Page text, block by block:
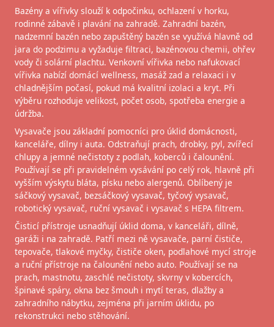
Bazény a vířivky slouží k odpočinku, ochlazení v horku,
rodinné zábavě i plavání na zahradě. Zahradní bazén,
nadzemní bazén nebo zapuštěný bazén se využívá hlavně od
jara do podzimu a vyžaduje filtraci, bazénovou chemii, ohřev
vody či solární plachtu. Venkovní vířivka nebo nafukovací
vířivka nabízí domácí wellness, masáž zad a relaxaci i v
chladnějším počasí, pokud má kvalitní izolaci a kryt. Při
výběru rozhoduje velikost, počet osob, spotřeba energie a
údržba.
Vysavače jsou základní pomocníci pro úklid domácnosti,
kanceláře, dílny i auta. Odstraňují prach, drobky, pyl, zvířecí
chlupy a jemné nečistoty z podlah, koberců i čalounění.
Používají se při pravidelném vysávání po celý rok, hlavně při
vyšším výskytu bláta, písku nebo alergenů. Oblíbený je
sáčkový vysavač, bezsáčkový vysavač, tyčový vysavač,
robotický vysavač, ruční vysavač i vysavač s HEPA filtrem.
Čisticí přístroje usnadňují úklid doma, v kanceláři, dílně,
garáži i na zahradě. Patří mezi ně vysavače, parní čističe,
tepovače, tlakové myčky, čističe oken, podlahové mycí stroje
a ruční přístroje na čalounění nebo auto. Používají se na
prach, mastnotu, zaschlé nečistoty, skvrny v kobercích,
špinavé spáry, okna bez šmouh i mytí teras, dlažby a
zahradního nábytku, zejména při jarním úklidu, po
rekonstrukci nebo stěhování.